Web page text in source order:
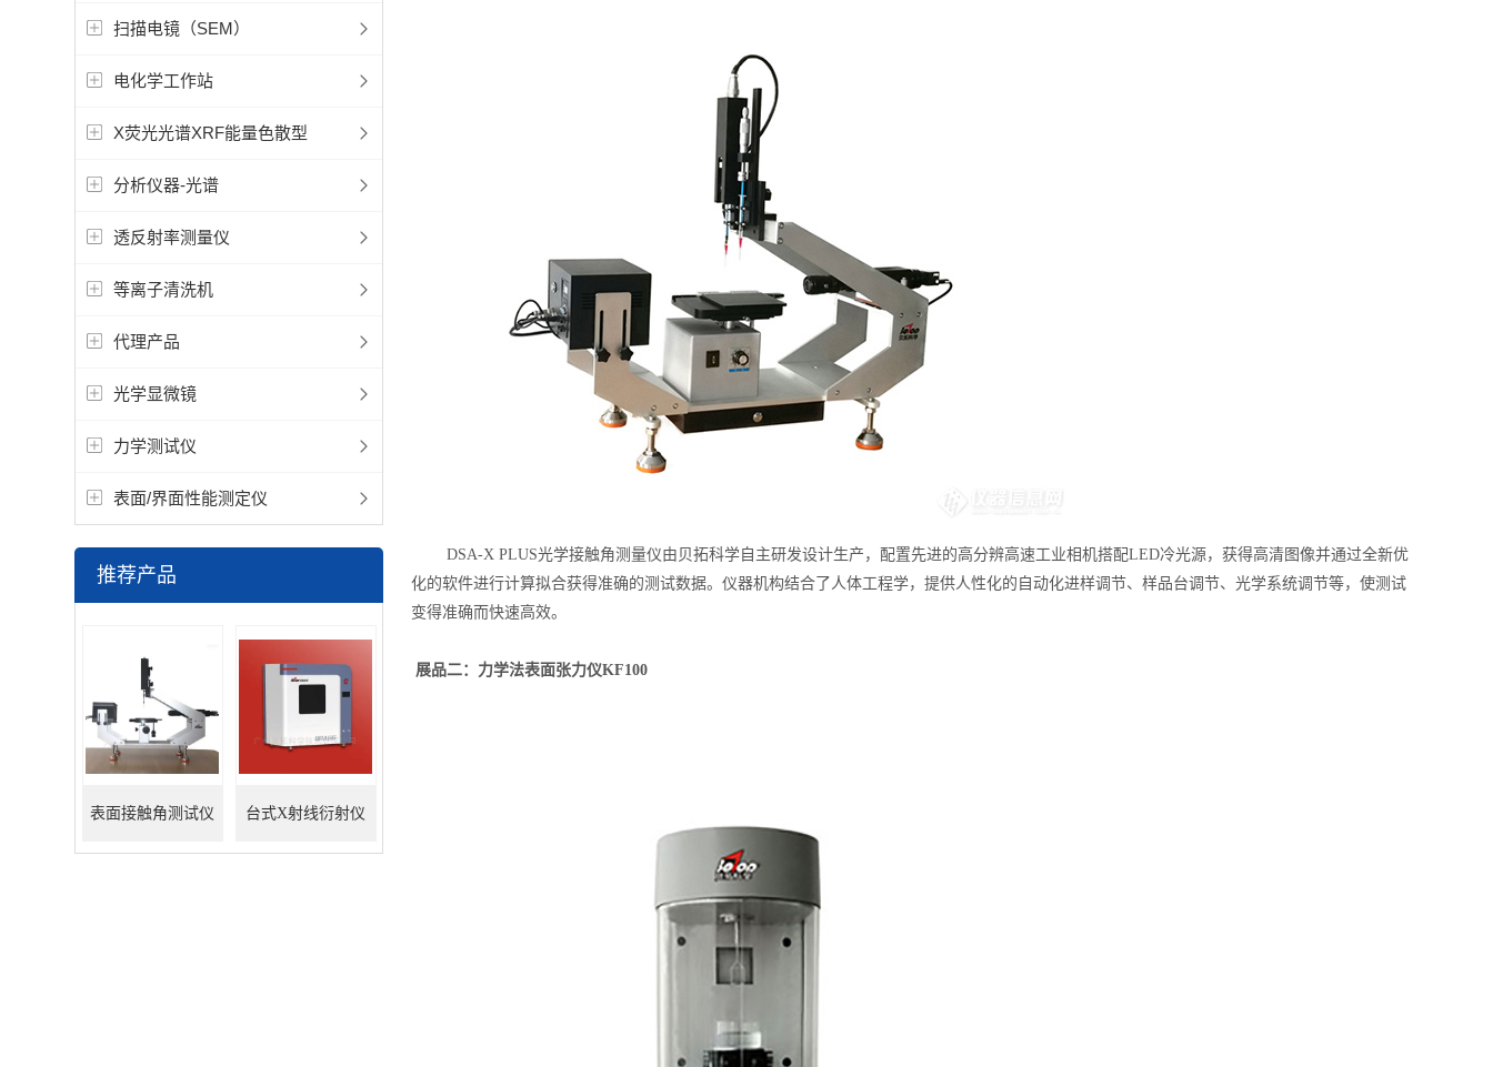
扫描电镜（SEM）
电化学工作站
X荧光光谱XRF能量色散型
分析仪器-光谱
透反射率测量仪
等离子清洗机
代理产品
光学显微镜
力学测试仪
表面/界面性能测定仪
推荐产品
表面接触角测试仪 台式X射线衍射仪
DSA-X PLUS光学接触角测量仪由贝拓科学自主研发设计生产，配置先进的高分辨高速工业相机搭配LED冷光源，获得高清图像并通过全新优
化的软件进行计算拟合获得准确的测试数据。仪器机构结合了人体工程学，提供人性化的自动化进样调节、样品台调节、光学系统调节等，使测试
变得准确而快速高效。
展品二：力学法表面张力仪KF100